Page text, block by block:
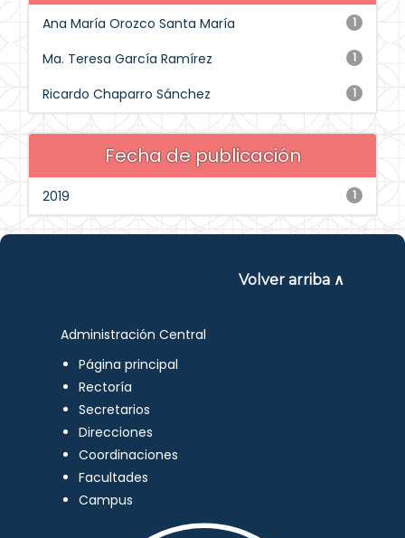
1
Ana María Orozco Santa María
1
Ma. Teresa García Ramírez
1
Ricardo Chaparro Sánchez
Fecha de publicación
1
2019
Volver arriba ∧
Administración Central
Página principal
Rectoría
Secretarios
Direcciones
Coordinaciones
Facultades
Campus